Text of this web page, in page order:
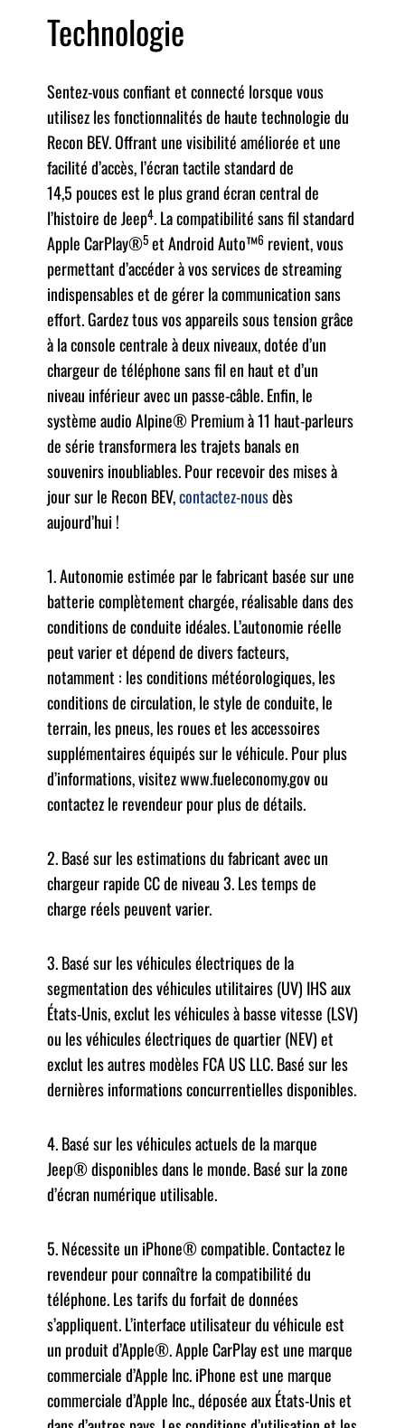
Technologie
Sentez-vous confiant et connecté lorsque vous
utilisez les fonctionnalités de haute technologie du
Recon BEV. Offrant une visibilité améliorée et une
facilité d’accès, l’écran tactile standard de
14,5 pouces est le plus grand écran central de
l’histoire de Jeep4. La compatibilité sans fil standard
Apple CarPlay®5 et Android Auto™6 revient, vous
permettant d’accéder à vos services de streaming
indispensables et de gérer la communication sans
effort. Gardez tous vos appareils sous tension grâce
à la console centrale à deux niveaux, dotée d’un
chargeur de téléphone sans fil en haut et d’un
niveau inférieur avec un passe-câble. Enfin, le
système audio Alpine® Premium à 11 haut-parleurs
de série transformera les trajets banals en
souvenirs inoubliables. Pour recevoir des mises à
jour sur le Recon BEV,contactez-nousdès
aujourd’hui !
1. Autonomie estimée par le fabricant basée sur une
batterie complètement chargée, réalisable dans des
conditions de conduite idéales. L’autonomie réelle
peut varier et dépend de divers facteurs,
notamment : les conditions météorologiques, les
conditions de circulation, le style de conduite, le
terrain, les pneus, les roues et les accessoires
supplémentaires équipés sur le véhicule. Pour plus
d’informations, visitez www.fueleconomy.gov ou
contactez le revendeur pour plus de détails.
2. Basé sur les estimations du fabricant avec un
chargeur rapide CC de niveau 3. Les temps de
charge réels peuvent varier.
3. Basé sur les véhicules électriques de la
segmentation des véhicules utilitaires (UV) IHS aux
États-Unis, exclut les véhicules à basse vitesse (LSV)
ou les véhicules électriques de quartier (NEV) et
exclut les autres modèles FCA US LLC. Basé sur les
dernières informations concurrentielles disponibles.
4. Basé sur les véhicules actuels de la marque
Jeep® disponibles dans le monde. Basé sur la zone
d’écran numérique utilisable.
5. Nécessite un iPhone® compatible. Contactez le
revendeur pour connaître la compatibilité du
téléphone. Les tarifs du forfait de données
s’appliquent. L’interface utilisateur du véhicule est
un produit d’Apple®. Apple CarPlay est une marque
commerciale d’Apple Inc. iPhone est une marque
commerciale d’Apple Inc., déposée aux États-Unis et